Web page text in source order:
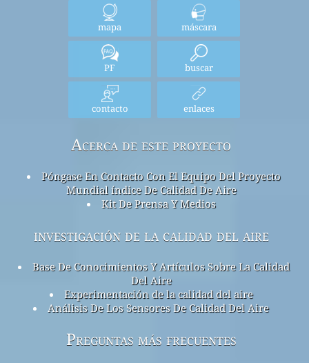
mapa máscara
PF buscar
contacto enlaces
Acerca de este proyecto
Póngase En Contacto Con El Equipo Del Proyecto
Mundial índice De Calidad De Aire
Kit De Prensa Y Medios
investigación de la calidad del aire
Base De Conocimientos Y Artículos Sobre La Calidad
Del Aire
Experimentación de la calidad del aire
Análisis De Los Sensores De Calidad Del Aire
Preguntas más frecuentes